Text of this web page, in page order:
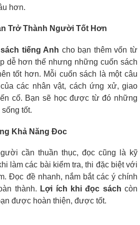
hơn.
Trở Thành Người Tốt Hơn
tiếng Anh cho bạn thêm vốn từ
dễ hơn thế nhưng những cuốn sách
tốt hơn. Mỗi cuốn sách là một câu
các nhân vật, cách ứng xử, giao
cố. Bạn sẽ học được từ đó những
tốt.
Khả Năng Đoc
cần thuần thục, đọc cũng là kỹ
làm các bài kiểm tra, thi đặc biệt với
Đọc đề nhanh, nắm bắt các ý chính
thành. Lợi ích khi đọc sách còn
được hoàn thiện, được tốt.